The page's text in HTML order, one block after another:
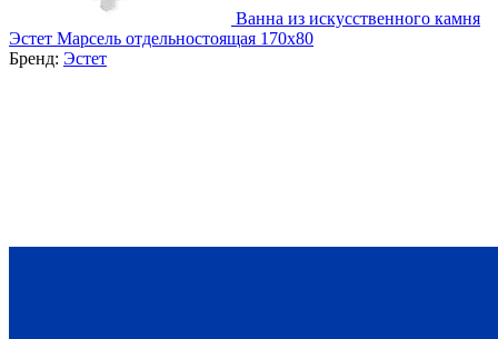
Ванна из искусственного камня
Эстет Марсель отдельностоящая 170х80
Бренд: Эстет